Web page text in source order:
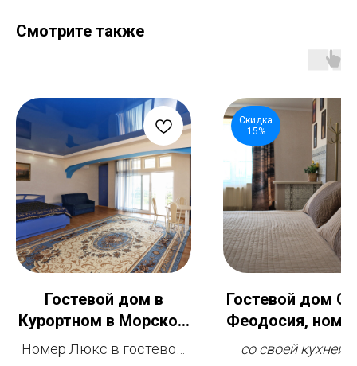
Смотрите также
Гостевой дом в
Курортном в Морском
переулке, Феодосия,
Номер Люкс в гостевом
Скидка
15%
Гостевой дом
Феодосия,
комнатные
со своей кухней